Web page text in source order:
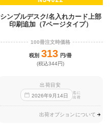
シンプルデスク/名入れカード上部
印刷追加（7ページタイプ）
100冊注文時価格
税別 313 円/冊
(税込344円)
出荷目安
2026年9 月14日
迄に
出荷
出荷オプションについて